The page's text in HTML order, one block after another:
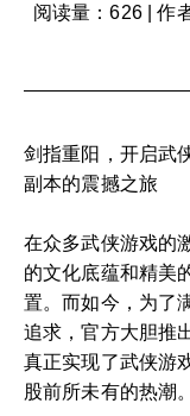
阅读量：626|作
剑指重阳，开启武
副本的震撼之旅
在众多武侠游戏的
的文化底蕴和精美
置。而如今，为了
追求，官方大胆推
真正实现了武侠游
股前所未有的热潮。